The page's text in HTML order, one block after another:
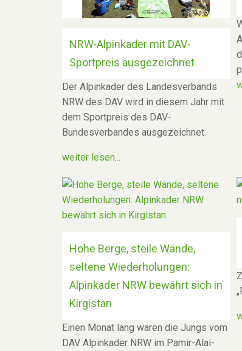
NRW-Alpinkader mit DAV-
Sportpreis ausgezeichnet
Der Alpinkader des Landesverbands
NRW des DAV wird in diesem Jahr mit
dem Sportpreis des DAV-
Bundesverbandes ausgezeichnet.
weiter lesen...
Hohe Berge, steile Wände,
seltene Wiederholungen:
Alpinkader NRW bewährt sich in
Kirgistan
Einen Monat lang waren die Jungs vom
DAV Alpinkader NRW im Pamir-Alai-